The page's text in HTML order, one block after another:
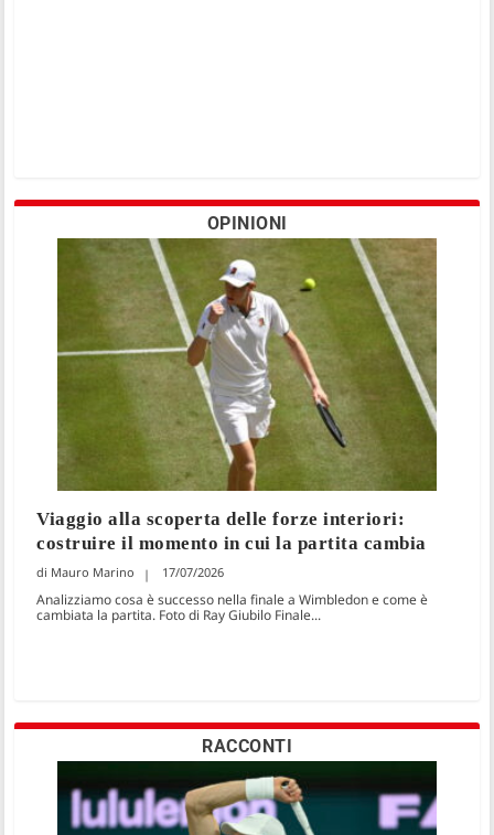
OPINIONI
Viaggio alla scoperta delle forze interiori:
costruire il momento in cui la partita cambia
Mauro Marino 17/07/2026
Analizziamo cosa è successo nella finale a Wimbledon e come è
cambiata la partita. Foto di Ray Giubilo Finale...
RACCONTI